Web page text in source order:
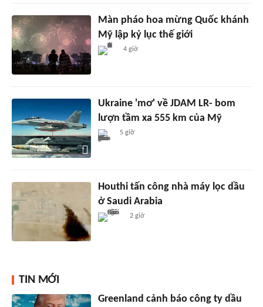
Màn pháo hoa mừng Quốc khánh
Mỹ lập kỷ lục thế giới
4 giờ
Ukraine 'mơ' về JDAM LR- bom
lượn tầm xa 555 km của Mỹ
5 giờ
Houthi tấn công nhà máy lọc dầu
ở Saudi Arabia
2 giờ
TIN MỚI
Greenland cảnh báo công ty dầu